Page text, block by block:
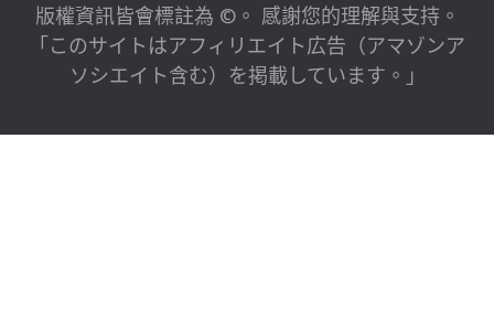
版權資訊皆會標註為 ©。 感謝您的理解與支持。
「このサイトはアフィリエイト広告（アマゾンア
ソシエイト含む）を掲載しています。」